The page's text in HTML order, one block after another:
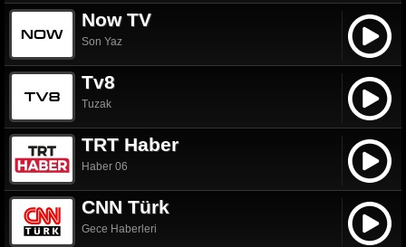
Now TV
Son Yaz
Tv8
Tuzak
TRT Haber
Haber 06
CNN Türk
Gece Haberleri